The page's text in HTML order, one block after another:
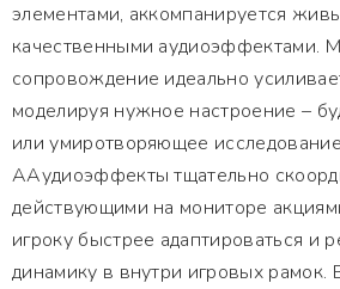
элементами, аккомпанируется
качественными аудиоэффектами.
сопровождение идеально
моделируя нужное настроение –
или умиротворяющее
ААудиоэффекты тщательно
действующими на мониторе
игроку быстрее адаптироваться и
динамику в внутри игровых рамок.